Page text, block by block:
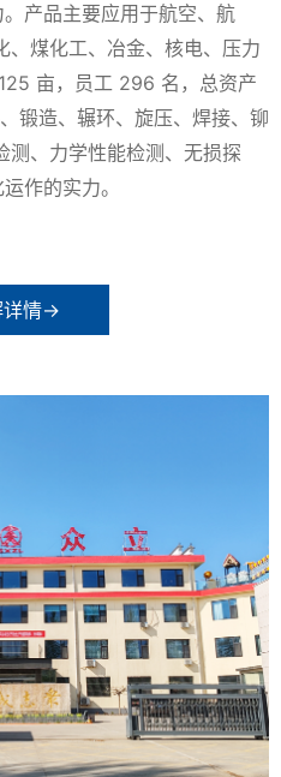
产品主要应用于航空、航
、煤化工、冶金、核电、压力
亩，员工 296 名，总资产
锻造、辗环、旋压、焊接、铆
测、力学性能检测、无损探
作的实力。
详情→